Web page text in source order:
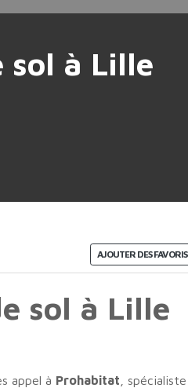
sol à Lille
AJOUTER DES FAVORIS
sol à Lille
appel à Prohabitat , spécialiste